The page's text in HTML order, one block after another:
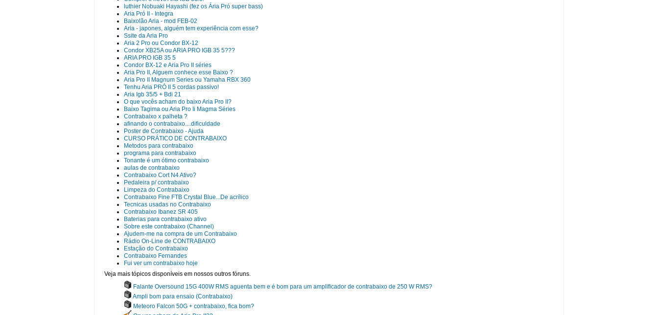
luthier Nobuaki Hayashi (fez os Ária Pró super bass)
Aria Pró II - Integra
Baixolão Aria - mod FEB-02
Aria - japones, alguém tem experiência com esse?
Ssite da Aria Pro
Aria 2 Pro ou Condor BX-12
Condor XB25A ou ARIA PRO IGB 35 5???
ARIA PRO IGB 35 5
Condor BX-12 e Aria Pro II séries
Aria Pro II, Alguem conhece esse Baixo ?
Aria Pro II Magnum Series ou Yamaha RBX 360
Tenhu Aria PRÓ II 5 cordas passivo!
Aria Igb 35/5 + Bdi 21
O que vocês acham do baixo Aria Pro II?
Baixo Tagima ou Aria Pro Ii Magma Séries
Contrabaixo x palheta ?
afinando o contrabaixo....dificuldade
Poster de Contrabaixo - Ajuda
CURSO PRÁTICO DE CONTRABAIXO
Metodos para contrabaixo
programa para contrabaixo
Tonante é um ótimo contrabaixo
aulas de contrabaixo
Contrabaixo Cort N4 Ativo?
Pedaleira p/ contrabaixo
Limpeza do Contrabaixo
Contrabaixo Fine FTB Crystal Blue...De acrílico
Tecnicas usadas no Contrabaixo
Contrabaixo Ibanez SR 405
Baterias para contrabaixo ativo
Sobre este contrabaixo (Channel)
Ajudem-me na compra de um Contrabaixo
Rádio On-Line de CONTRABAIXO
Estação do Contrabaixo
Contrabaixo Fernandes
Fui ver um contrabaixo hoje
Veja mais tópicos disponíveis em nossos outros fóruns.
Falante Oversound 15G 400W RMS aguenta bem e é bom para um amplificador de contrabaixo de 250 W RMS?
Ampli bom para ensaio (Contrabaixo)
Meteoro Falcon 50G + contrabaixo, fica bom?